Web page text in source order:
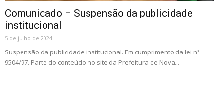
Comunicado – Suspensão da publicidade
institucional
5 de julho de 2024
Suspensão da publicidade institucional. Em cumprimento da lei nº
9504/97. Parte do conteúdo no site da Prefeitura de Nova...